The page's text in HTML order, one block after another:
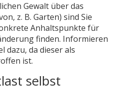
Gewalt über das
z. B. Garten) sind Sie
Anhaltspunkte für
finden. Informieren
dazu, da dieser als
ist.
selbst